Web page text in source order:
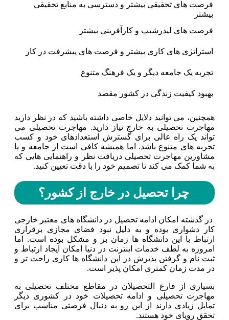
فرصت های تحقیقی بیشتر و دسترسی به منابع تحقیقی
بیشتر
فرصت های لیدرشیپ و کارآفرینی بیشتر
استراتژی های کاری بیشتر و فرصت های پیشرفت در کار
تجربه یک جامعه دیگر و یک فرهنگ متنوع
بهبود کیفیت زندگی در کشور مقصد
همچنین، می توانید دلایل خاصی داشته باشید که در نظر دارید
مهاجرت تحصیلی به خارج نیاز دارید. مهاجرت تحصیلی می
تواند یک راه عالی برای گسترش استعدادهای خود و کسب
تجربه های متنوع باشد. اما همیشه کافی است از جامعه و یا
مشاورین مهاجرت تحصیلی دریافت نظر و راهنمایی هایی که
به شما کمک می کند تا تصمیم خود را با دقت تعیین کنید.
چرا تحصیل در خارج از کشور؟
در گذشته امکان ادامه تحصیل در دانشگاه های معتبر خارجی
کار دشواری بوده و به دلیل نبود فضای مجازی برقراری
ارتباط با این دانشگاه ها زمان بر و مشکل بوده است. اما
امروزه به لطف خدمات اینترنت در دنیا امکان ایجاد ارتباط و
ثبت نام و گرفتن پذیرش در این دانشگاه ها کاری راحت تر و
در مدت زمان کمتری امکان پذیر است.
بسیاری از فارغ التحصیلان در مقاطع مختلف تحصیلی به
مهاجرت تحصیلی و ادامه تحصیلات خود در کشوری دیگر
تمایل زیادی دارند از این رو به دنبال فرصتی مناسب برای
تحقق رویای خود هستند.